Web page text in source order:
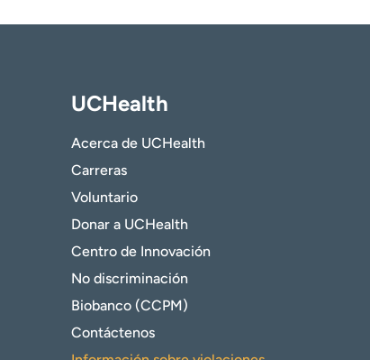
UCHealth
Acerca de UCHealth
Carreras
Voluntario
Donar a UCHealth
Centro de Innovación
No discriminación
Biobanco (CCPM)
Contáctenos